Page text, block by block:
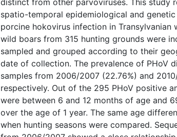
distinct from other parvoviruses. This study
spatio-temporal epidemiological and
porcine hokovirus infection in
wild boars from 315 hunting grounds were
sampled and grouped according to their
date of collection. The prevalence of PHoV
samples from 2006/2007 (22.76%) and
respectively. Out of the 295 PHoV positive
were between 6 and 12 months of age and
over the age of 1 year. The same age
when hunting seasons were compared.